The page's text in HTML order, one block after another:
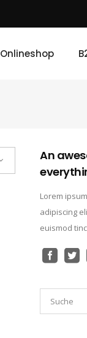
Onlineshop
An
Lorem
adipiscing
euismod